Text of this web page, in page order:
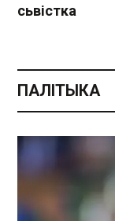
сьвістка
ПАЛІТЫКА